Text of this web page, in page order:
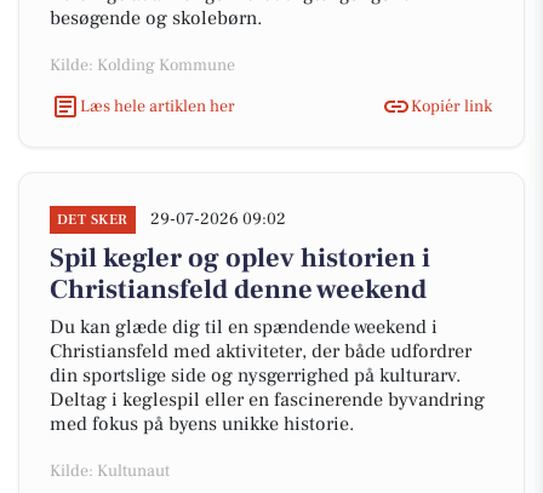
besøgende og skolebørn.
Kilde: Kolding Kommune
Læs hele artiklen her
Kopiér link
DET SKER 29-07-2026 09:02
Spil kegler og oplev historien i
Christiansfeld denne weekend
Du kan glæde dig til en spændende weekend i
Christiansfeld med aktiviteter, der både udfordrer
din sportslige side og nysgerrighed på kulturarv.
Deltag i keglespil eller en fascinerende byvandring
med fokus på byens unikke historie.
Kilde: Kultunaut